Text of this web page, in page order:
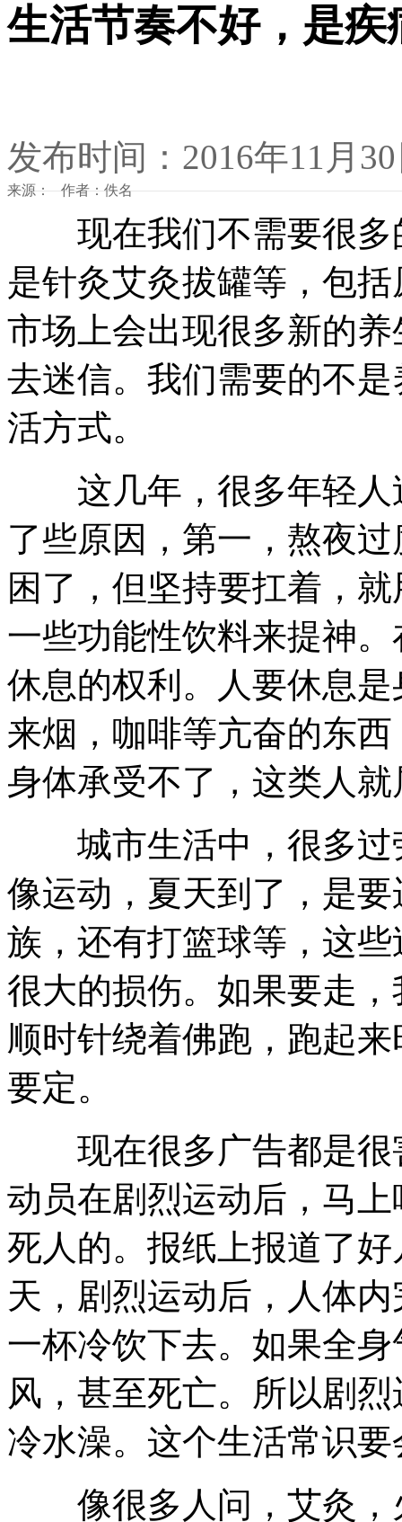
生活节奏不好，是疾
发布时间：2016年11月
来源： 作者：佚名
现在我们不需要很多
是针灸艾灸拔罐等，包
市场上会出现很多新的
去迷信。我们需要的不
活方式。
这几年，很多年轻人
了些原因，第一，熬夜
困了，但坚持要扛着，
一些功能性饮料来提神
休息的权利。人要休息
来烟，咖啡等亢奋的东
身体承受不了，这类人
城市生活中，很多过
像运动，夏天到了，是
族，还有打篮球等，这
很大的损伤。如果要走
顺时针绕着佛跑，跑起
要定。
现在很多广告都是很
动员在剧烈运动后，马
死人的。报纸上报道了
天，剧烈运动后，人体
一杯冷饮下去。如果全
风，甚至死亡。所以剧
冷水澡。这个生活常识要
像很多人问，艾灸，